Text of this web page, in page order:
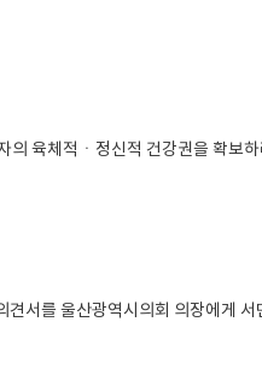
의 육체적ㆍ정신적 건강권을 확보
서를 울산광역시의회 의장에게 서